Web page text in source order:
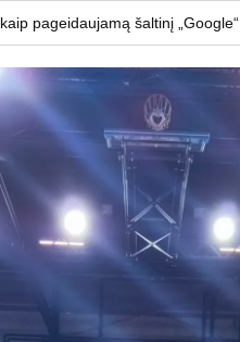
kaip pageidaujamą šaltinį „Google“